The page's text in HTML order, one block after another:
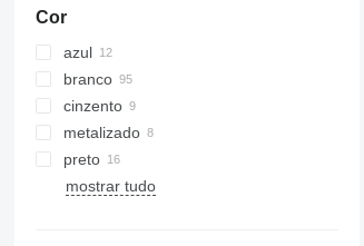
Cor
azul
branco
cinzento
metalizado
preto
mostrar tudo